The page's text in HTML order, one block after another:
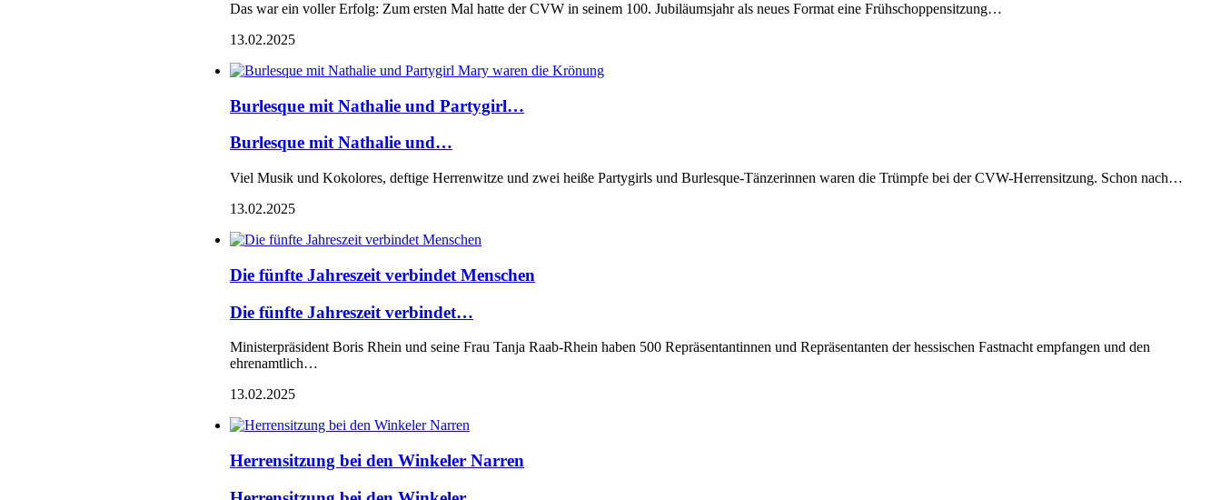
Das war ein voller Erfolg: Zum ersten Mal hatte der CVW in seinem 100. Jubiläumsjahr als neues Format eine Frühschoppensitzung…
13.02.2025
Burlesque mit Nathalie und Partygirl…
Burlesque mit Nathalie und…
Viel Musik und Kokolores, deftige Herrenwitze und zwei heiße Partygirls und Burlesque-Tänzerinnen waren die Trümpfe bei der CVW-Herrensitzung. Schon nach…
13.02.2025
Die fünfte Jahreszeit verbindet Menschen
Die fünfte Jahreszeit verbindet…
Ministerpräsident Boris Rhein und seine Frau Tanja Raab-Rhein haben 500 Repräsentantinnen und Repräsentanten der hessischen Fastnacht empfangen und den
ehrenamtlich…
13.02.2025
Herrensitzung bei den Winkeler Narren